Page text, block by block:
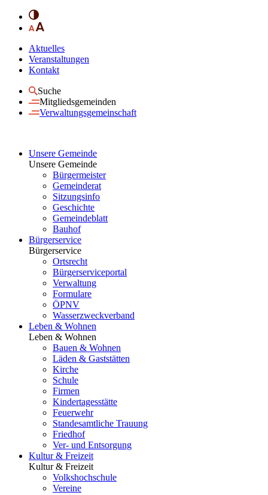
Aktuelles
Veranstaltungen
Kontakt
Suche
Mitgliedsgemeinden
Verwaltungsgemeinschaft
Unsere Gemeinde
Unsere Gemeinde
Bürgermeister
Gemeinderat
Sitzungsinfo
Geschichte
Gemeindeblatt
Bauhof
Bürgerservice
Bürgerservice
Ortsrecht
Bürgerserviceportal
Verwaltung
Formulare
ÖPNV
Wasserzweckverband
Leben & Wohnen
Leben & Wohnen
Bauen & Wohnen
Läden & Gaststätten
Kirche
Schule
Firmen
Kindertagesstätte
Feuerwehr
Standesamtliche Trauung
Friedhof
Ver- und Entsorgung
Kultur & Freizeit
Kultur & Freizeit
Volkshochschule
Vereine